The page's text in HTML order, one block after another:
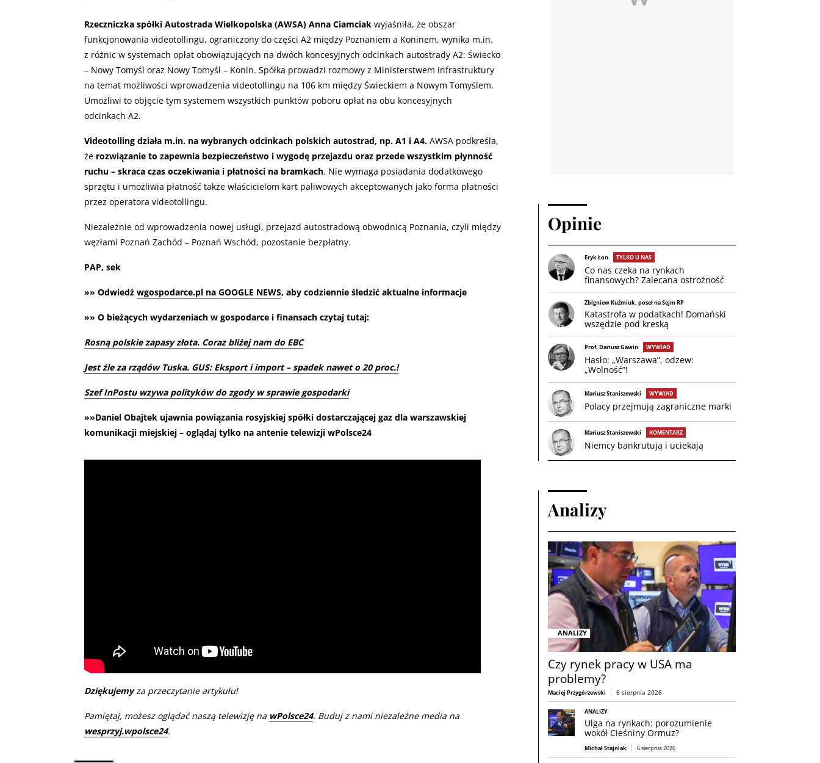
Rzeczniczka spółki Autostrada Wielkopolska (AWSA) Anna Ciamciak wyjaśniła, że obszar
funkcjonowania videotollingu, ograniczony do części A2 między Poznaniem a Koninem, wynika m.in.
z różnic w systemach opłat obowiązujących na dwóch koncesyjnych odcinkach autostrady A2: Świecko
– Nowy Tomyśl oraz Nowy Tomyśl – Konin. Spółka prowadzi rozmowy z Ministerstwem Infrastruktury
na temat możliwości wprowadzenia videotollingu na 106 km między Świeckiem a Nowym Tomyślem.
Umożliwi to objęcie tym systemem wszystkich punktów poboru opłat na obu koncesyjnych
odcinkach A2.
Videotolling działa m.in. na wybranych odcinkach polskich autostrad, np. A1 i A4. AWSA podkreśla,
że rozwiązanie to zapewnia bezpieczeństwo i wygodę przejazdu oraz przede wszystkim płynność
ruchu – skraca czas oczekiwania i płatności na bramkach. Nie wymaga posiadania dodatkowego
sprzętu i umożliwia płatność także właścicielom kart paliwowych akceptowanych jako forma płatności
przez operatora videotollingu.
Niezależnie od wprowadzenia nowej usługi, przejazd autostradową obwodnicą Poznania, czyli między
węzłami Poznań Zachód – Poznań Wschód, pozostanie bezpłatny.
PAP, sek
»» Odwiedź wgospodarce.pl na GOOGLE NEWS, aby codziennie śledzić aktualne informacje
»» O bieżących wydarzeniach w gospodarce i finansach czytaj tutaj:
Rosną polskie zapasy złota. Coraz bliżej nam do EBC
Jest źle za rządów Tuska. GUS: Eksport i import – spadek nawet o 20 proc.!
Szef InPostu wzywa polityków do zgody w sprawie gospodarki
»»Daniel Obajtek ujawnia powiązania rosyjskiej spółki dostarczającej gaz dla warszawskiej
komunikacji miejskiej – oglądaj tylko na antenie telewizji wPolsce24
Dziękujemyza przeczytanie artykułu!
Pamiętaj, możesz oglądać naszą telewizję na wPolsce24. Buduj z nami niezależne media na
wesprzyj.wpolsce24.
Opinie
Eryk Łon TYLKO U NAS
Co nas czeka na rynkach
finansowych? Zalecana ostrożność
Zbigniew Kuźmiuk, poseł na Sejm RP
Katastrofa w podatkach! Domański
wszędzie pod kreską
Prof. Dariusz Gawin WYWIAD
Hasło: „Warszawa”, odzew:
„Wolność”!
Mariusz Staniszewski WYWIAD
Polacy przejmują zagraniczne marki
Mariusz Staniszewski KOMENTARZ
Niemcy bankrutują i uciekają
Analizy
ANALIZY
Czy rynek pracy w USA ma
problemy?
Maciej Przygórzewski 6 sierpnia 2026
ANALIZY
Ulga na rynkach: porozumienie
wokół Cieśniny Ormuz?
Michał Stajniak 6 sierpnia 2026